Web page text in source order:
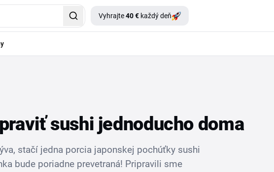
Vyhrajte40 € každý deň
sushi jednoducho doma
stačí jedna porcia japonskej pochúťky sushi
bude poriadne prevetraná! Pripravili sme